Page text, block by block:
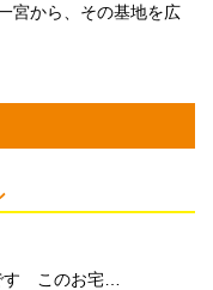
宮から、その基地を広
このお宅…